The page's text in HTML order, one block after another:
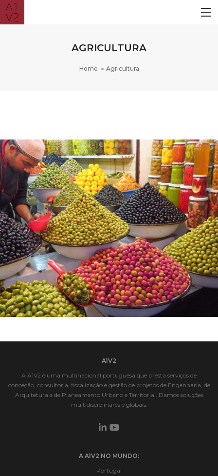
AGRICULTURA
Home Agricultura
PLANO DIRETOR DE VALORIZAÇÃO DA AZEITONA
A1V2
A A1V2 é uma multinacional portuguesa que presta serviços de
conceção, consultoria, fiscalização e gestão de projetos de Engenharia, de
Arquitetura e de Planeamento Urbano e Territorial. Damos soluções
multidisciplinares e globais.
A A1V2 NO MUNDO:
Portugal